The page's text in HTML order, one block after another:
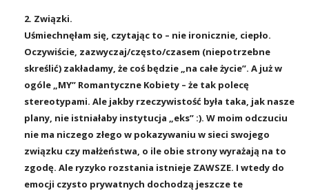
2. Związki.
Uśmiechnęłam się, czytając to – nie ironicznie, ciepło.
Oczywiście, zazwyczaj/często/czasem (niepotrzebne
skreślić) zakładamy, że coś będzie „na całe życie”. A już w
ogóle „MY” Romantyczne Kobiety – że tak polecę
stereotypami. Ale jakby rzeczywistość była taka, jak nasze
plany, nie istniałaby instytucja „eks” :). W moim odczuciu
nie ma niczego złego w pokazywaniu w sieci swojego
związku czy małżeństwa, o ile obie strony wyrażają na to
zgodę. Ale ryzyko rozstania istnieje ZAWSZE. I wtedy do
emocji czysto prywatnych dochodzą jeszcze te